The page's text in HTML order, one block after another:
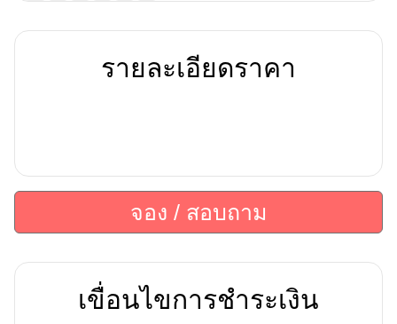
รายละเอียดราคา
จอง / สอบถาม
เขื่อนไขการชำระเงิน